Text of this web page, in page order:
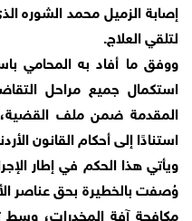
إصابة الزميل محمد الشوره
لتلقي العلاج.
ووفق ما أفاد به المحامي
استكمال جميع مراحل
المقدمة ضمن ملف
استنادًا إلى أحكام القانون
ويأتي هذا الحكم في إطار
وُصفت بالخطيرة بحق عناصر
مكافحة آفة المخدرات، وسط